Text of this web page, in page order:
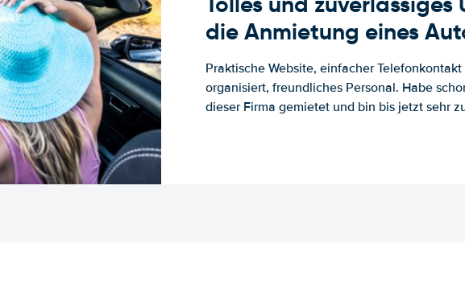
die Anmietung eines
Praktische Website, einfacher
organisiert, freundliches Personal. Habe
dieser Firma gemietet und bin bis jetzt sehr